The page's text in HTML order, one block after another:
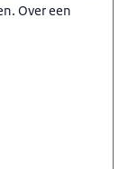
Over een